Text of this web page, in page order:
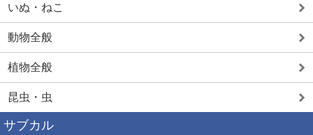
いぬ・ねこ
動物全般
植物全般
昆虫・虫
サブカル